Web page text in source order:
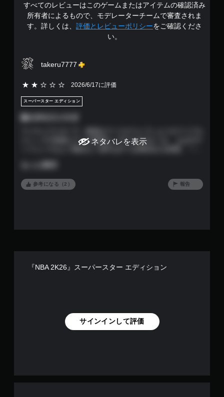
階
中
すべてのレビューはこのゲームまたはアイテムの確認済み
所有者によるもので、モデレーターチームで審査されま
す。詳しくは、 評価とレビューポリシーをご確認くださ
い。
takeru7777
5段階評価の2 2026/6/17に評価
スーパースター エディション
ネタバレを表示
敵の3Pが入りすぎ
ストップの直後だろうが関係なく3Ｐをきめまくる。 もはやデ
たに決まらない。こっちだけ現実的で非常に萎える。 コート
てざらにある。
参考になる（2） 報告
『NBA 2K26』スーパースター エディション
サインインして評価